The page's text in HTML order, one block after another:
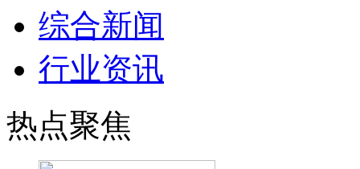
综合新闻
行业资讯
热点聚焦